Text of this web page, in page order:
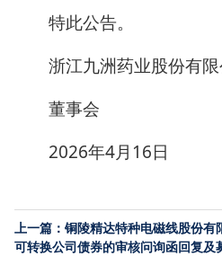
特此公告。
浙江九洲药业股份有限
董事会
2026年4月16日
上一篇：铜陵精达特种电磁线股份
可转换公司债券的审核问询函回复及